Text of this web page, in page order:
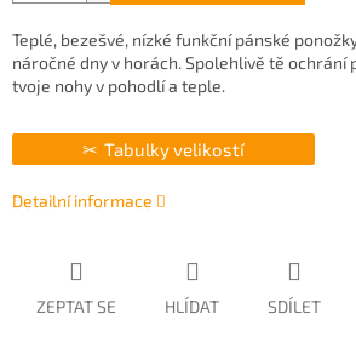
Teplé, bezešvé, nízké funkční pánské
náročné dny v horách. Spolehlivě tě ochrání
tvoje nohy v pohodlí a teple.
Tabulky velikostí
Detailní informace
ZEPTAT SE HLÍDAT SDÍLET